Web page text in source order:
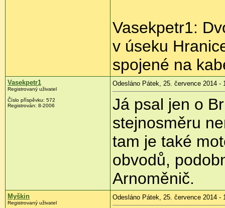
Vasekpetr1:
v úseku
spojené na
Vasekpetr1
Registrovaný uživatel
Číslo příspěvku: 572
Registrován: 8-2006
Odesláno Pátek, 25. července 2014 -
Já psal jen o
stejnosměru
tam je také
obvodů,
Arnoměnič.
Myškin
Registrovaný uživatel
Odesláno Pátek, 25. července 2014 -